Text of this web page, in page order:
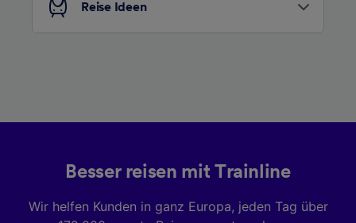
Reise Ideen
Besser reisen mit Trainline
Wir helfen Kunden in ganz Europa, jeden Tag über
Liste der Partner (Lieferanten)